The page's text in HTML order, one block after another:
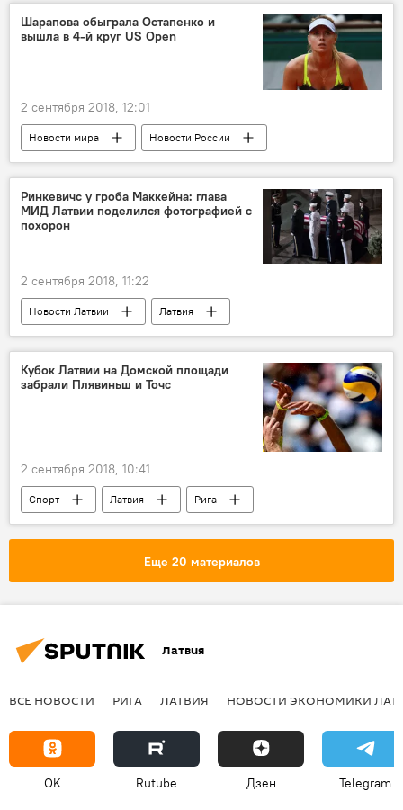
комары
Шарапова обыграла Остапенко и
вышла в 4-й круг US Open
2 сентября 2018, 12:01
Новости мира
Новости России
Спорт
Новости Латвии
США
Мария Шарапова
US Open
Ринкевичс у гроба Маккейна: глава
МИД Латвии поделился фотографией с
похорон
2 сентября 2018, 11:22
Новости Латвии
Латвия
Эдгарс Ринкевичс
Джон Маккейн
похороны
Кубок Латвии на Домской площади
забрали Плявиньш и Точс
2 сентября 2018, 10:41
Спорт Латвия
Рига
Мартиньш Плявиньш
Эдгарс Точс
Еще 20 материалов
Латвия
ВСЕ НОВОСТИ РИГА ЛАТВИЯ НОВОСТИ ЭКОНОМИКИ
OK Rutube Дзен Telegram